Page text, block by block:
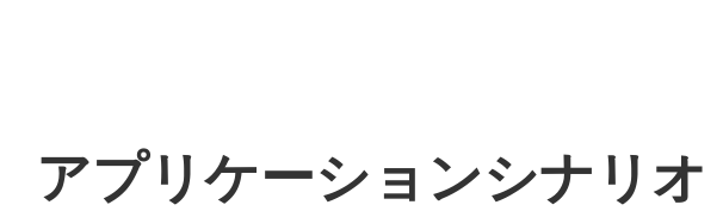
アプリケーションシナリオ